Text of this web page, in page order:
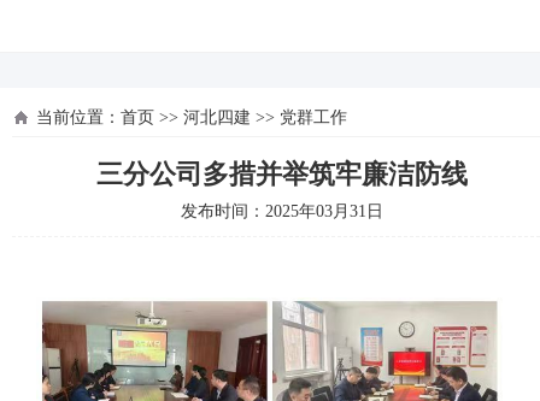
当前位置： 首页 >> 河北四建 >> 党群工作
三分公司多措并举筑牢廉洁防线
发布时间：2025年03月31日